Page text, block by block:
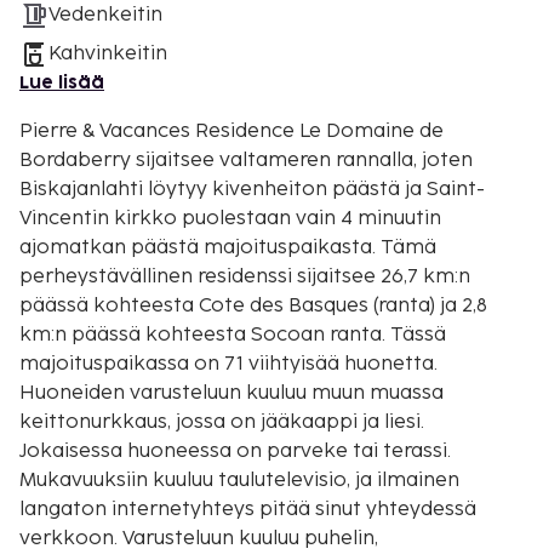
Vedenkeitin
Kahvinkeitin
Lue lisää
Pierre & Vacances Residence Le Domaine de
Bordaberry sijaitsee valtameren rannalla, joten
Biskajanlahti löytyy kivenheiton päästä ja Saint-
Vincentin kirkko puolestaan vain 4 minuutin
ajomatkan päästä majoituspaikasta. Tämä
perheystävällinen residenssi sijaitsee 26,7 km:n
päässä kohteesta Cote des Basques (ranta) ja 2,8
km:n päässä kohteesta Socoan ranta. Tässä
majoituspaikassa on 71 viihtyisää huonetta.
Huoneiden varusteluun kuuluu muun muassa
keittonurkkaus, jossa on jääkaappi ja liesi.
Jokaisessa huoneessa on parveke tai terassi.
Mukavuuksiin kuuluu taulutelevisio, ja ilmainen
langaton internetyhteys pitää sinut yhteydessä
verkkoon. Varusteluun kuuluu puhelin,